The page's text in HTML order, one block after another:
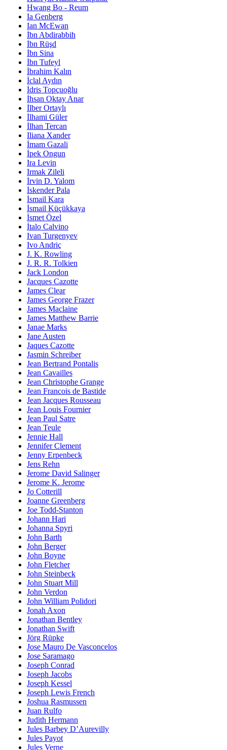
Hwang Bo - Reum
Ia Genberg
Ian McEwan
İbn Abdirabbih
İbn Rüşd
İbn Sina
İbn Tufeyl
İbrahim Kalın
İclal Aydın
İdris Topçuoğlu
İhsan Oktay Anar
İlber Ortaylı
İlhami Güler
İlhan Tercan
Iliana Xander
İmam Gazali
İpek Ongun
Ira Levin
Irmak Zileli
İrvin D. Yalom
İskender Pala
İsmail Kara
İsmail Küçükkaya
İsmet Özel
İtalo Calvino
Ivan Turgenyev
Ivo Andriç
J. K. Rowling
J. R. R. Tolkien
Jack London
Jacques Cazotte
James Clear
James George Frazer
James Maclaine
James Matthew Barrie
Janae Marks
Jane Austen
Jaques Cazotte
Jasmin Schreiber
Jean Bertrand Pontalis
Jean Cavailles
Jean Christophe Grange
Jean Francois de Bastide
Jean Jacques Rousseau
Jean Louis Fournier
Jean Paul Satre
Jean Teule
Jennie Hall
Jennifer Clement
Jenny Erpenbeck
Jens Rehn
Jerome David Salinger
Jerome K. Jerome
Jo Cotterill
Joanne Greenberg
Joe Todd-Stanton
Johann Hari
Johanna Spyri
John Barth
John Berger
John Boyne
John Fletcher
John Steinbeck
John Stuart Mill
John Verdon
John William Polidori
Jonah Axon
Jonathan Bentley
Jonathan Swift
Jörg Rüpke
Jose Mauro De Vasconcelos
Jose Saramago
Joseph Conrad
Joseph Jacobs
Joseph Kessel
Joseph Lewis French
Joshua Rasmussen
Juan Rulfo
Judith Hermann
Jules Barbey D’Aurevilly
Jules Payot
Jules Verne